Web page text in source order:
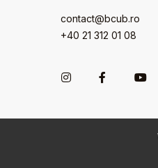
contact@bcub.ro
+40 21 312 01 08